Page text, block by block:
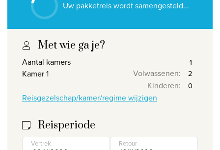
IKYK Malta
SALT of Palmar Mauritius
Bekijk alle promoties
Over Travelworld
Wie zijn wij
Waarom Travelworld
Uw pakketreis wordt samengesteld...
Met wie ga je?
Aantal kamers
Kamer 1
Volwassenen:
Kinderen:
Reisgezelschap/kamer/regime wijzigen
Reisperiode
Vertrek Retour